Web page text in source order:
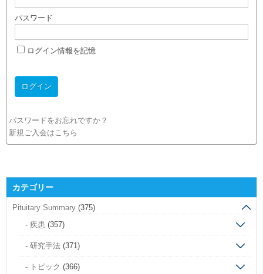
パスワード
ログイン情報を記憶
パスワードをお忘れですか？
新規ご入会はこちら
カテゴリー
Pituitary Summary (375)
疾患 (357)
研究手法 (371)
トピック (366)